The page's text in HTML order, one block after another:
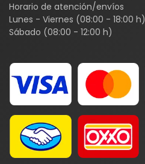
Horario de atención/envíos
Lunes - Viernes (08:00 - 18:00 h)
Sábado (08:00 - 12:00 h)